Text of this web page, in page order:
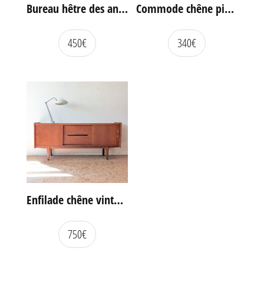
Bureau hêtre des années 60
450€
Commode chêne pieds compas vintage
340€
Enfilade chêne vintage portes coulissantes
750€